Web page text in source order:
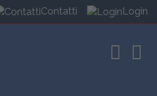
Contatti Login